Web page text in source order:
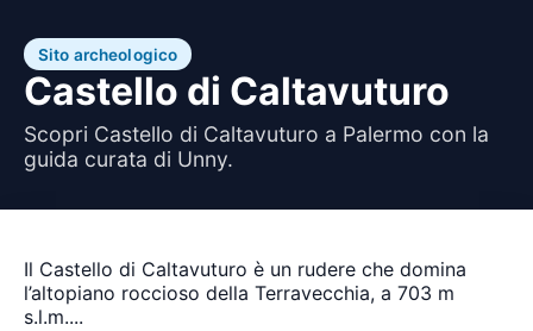
Sito archeologico
Castello di Caltavuturo
Scopri Castello di Caltavuturo a Palermo con la
guida curata di Unny.
Il Castello di Caltavuturo è un rudere che domina
l’altopiano roccioso della Terravecchia, a 703 m
s.l.m....